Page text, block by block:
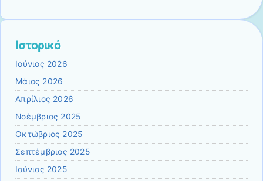
Ιστορικό
Ιούνιος 2026
Μάιος 2026
Απρίλιος 2026
Νοέμβριος 2025
Οκτώβριος 2025
Σεπτέμβριος 2025
Ιούνιος 2025